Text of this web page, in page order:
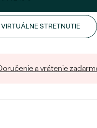
STRETNUTIE
a vrátenie